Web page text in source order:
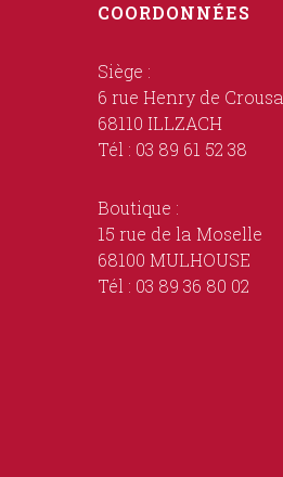
COORDONNÉES
Siège :
6 rue Henry de
68110 ILLZACH
Tél : 03 89 61 52 38
Boutique :
15 rue de la Moselle
68100 MULHOUSE
Tél : 03 89 36 80 02